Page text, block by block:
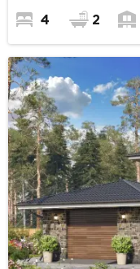
4 2